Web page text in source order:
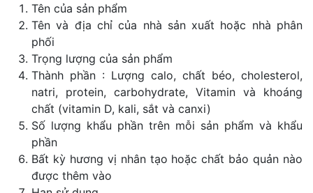
Tên của sản phẩm
Tên và địa chỉ của nhà sản xuất hoặc nhà phân
phối
Trọng lượng của sản phẩm
Thành phần : Lượng calo, chất béo, cholesterol,
natri, protein, carbohydrate, Vitamin và khoáng
chất (vitamin D, kali, sắt và canxi)
Số lượng khẩu phần trên mỗi sản phẩm và khẩu
phần
Bất kỳ hương vị nhân tạo hoặc chất bảo quản nào
được thêm vào